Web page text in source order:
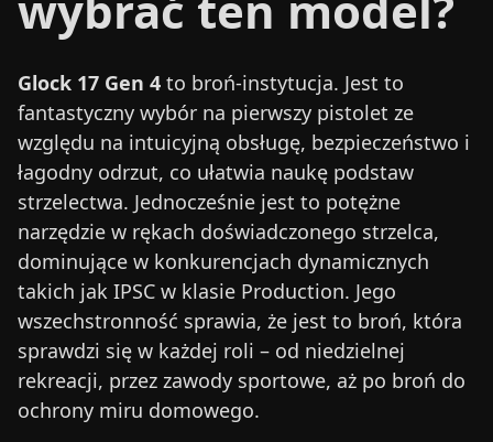
Glock 17 Gen 4 to broń-instytucja. Jest to
fantastyczny wybór na pierwszy pistolet ze
względu na intuicyjną obsługę, bezpieczeństwo i
łagodny odrzut, co ułatwia naukę podstaw
strzelectwa. Jednocześnie jest to potężne
narzędzie w rękach doświadczonego strzelca,
dominujące w konkurencjach dynamicznych
takich jak IPSC w klasie Production. Jego
wszechstronność sprawia, że jest to broń, która
sprawdzi się w każdej roli – od niedzielnej
rekreacji, przez zawody sportowe, aż po broń do
ochrony miru domowego.